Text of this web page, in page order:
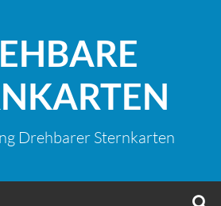
Drehbarer Sternkarten